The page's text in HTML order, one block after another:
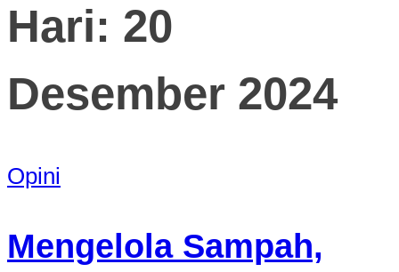
Hari: 20
Desember 2024
Opini
Mengelola Sampah,